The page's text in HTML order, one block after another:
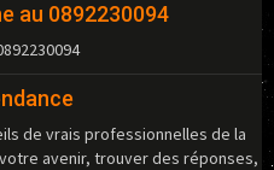
au 0892230094
de vrais professionnelles de la
avenir, trouver des réponses,